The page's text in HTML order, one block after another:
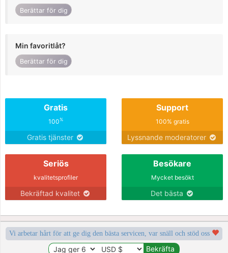
Berättar för dig
Min favoritlåt?
Berättar för dig
Gratis
100%
Gratis tjänster
Support
100% gratis
Lyssnande moderatorer
Seriös
kvalitetsprofiler
Bekräftad kvalitet
Besökare
Mycket besökt
Det bästa
Vi arbetar hårt för att ge dig den bästa servicen, var snäll och stöd oss